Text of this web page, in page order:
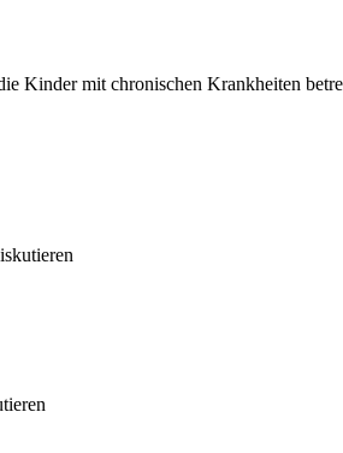
Kinder mit chronischen Krankheiten